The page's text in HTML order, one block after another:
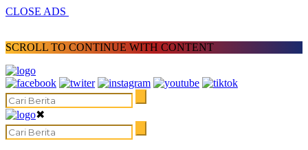
CLOSE ADS
SCROLL TO CONTINUE WITH CONTENT
✖